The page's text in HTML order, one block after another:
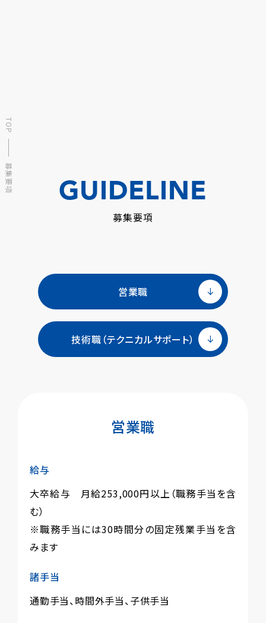
TOP
募集要項 GUIDELINE
募集要項
営業職
技術職（テクニカルサポート）
営業職
給与
大卒給与 月給253,000円以上（職務手当を含
む）
※職務手当には30時間分の固定残業手当を含
みます
諸手当
通勤手当、時間外手当、子供手当